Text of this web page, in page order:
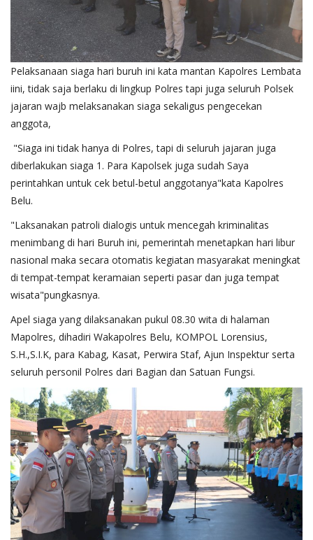
Pelaksanaan siaga hari buruh ini kata mantan Kapolres Lembata
iini, tidak saja berlaku di lingkup Polres tapi juga seluruh Polsek
jajaran wajb melaksanakan siaga sekaligus pengecekan
anggota,
"Siaga ini tidak hanya di Polres, tapi di seluruh jajaran juga
diberlakukan siaga 1. Para Kapolsek juga sudah Saya
perintahkan untuk cek betul-betul anggotanya"kata Kapolres
Belu.
"Laksanakan patroli dialogis untuk mencegah kriminalitas
menimbang di hari Buruh ini, pemerintah menetapkan hari libur
nasional maka secara otomatis kegiatan masyarakat meningkat
di tempat-tempat keramaian seperti pasar dan juga tempat
wisata"pungkasnya.
Apel siaga yang dilaksanakan pukul 08.30 wita di halaman
Mapolres, dihadiri Wakapolres Belu, KOMPOL Lorensius,
S.H.,S.I.K, para Kabag, Kasat, Perwira Staf, Ajun Inspektur serta
seluruh personil Polres dari Bagian dan Satuan Fungsi.